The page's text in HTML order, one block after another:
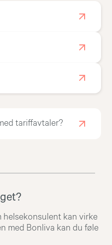
tariffavtaler?
helsekonsulent kan virke
med Bonliva kan du føle